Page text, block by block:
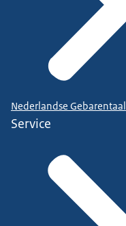
Nederlandse Gebarentaal
Service